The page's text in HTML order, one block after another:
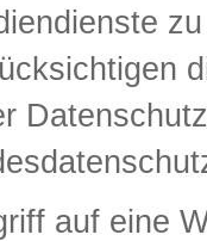
auf eine